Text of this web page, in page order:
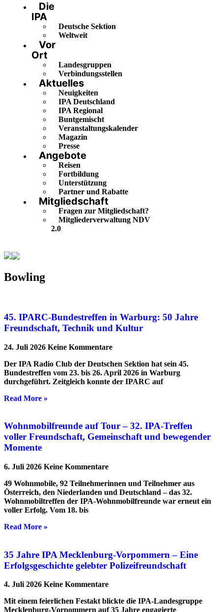
Die
IPA
Deutsche Sektion
Weltweit
Vor
Ort
Landesgruppen
Verbindungsstellen
Aktuelles
Neuigkeiten
IPA Deutschland
IPA Regional
Buntgemischt
Veranstaltungskalender
Magazin
Presse
Angebote
Reisen
Fortbildung
Unterstützung
Partner und Rabatte
Mitgliedschaft
Fragen zur Mitgliedschaft?
Mitgliederverwaltung NDV
2.0
Bowling
45. IPARC-Bundestreffen in Warburg: 50 Jahre
Freundschaft, Technik und Kultur
24. Juli 2026 Keine Kommentare
Der IPA Radio Club der Deutschen Sektion hat sein 45.
Bundestreffen vom 23. bis 26. April 2026 in Warburg
durchgeführt. Zeitgleich konnte der IPARC auf
Read More »
Wohnmobilfreunde auf Tour – 32. IPA-Treffen
voller Freundschaft, Gemeinschaft und bewegender
Momente
6. Juli 2026 Keine Kommentare
49 Wohnmobile, 92 Teilnehmerinnen und Teilnehmer aus
Österreich, den Niederlanden und Deutschland – das 32.
Wohnmobiltreffen der IPA-Wohnmobilfreunde war erneut ein
voller Erfolg. Vom 18. bis
Read More »
35 Jahre IPA Mecklenburg-Vorpommern – Eine
Erfolgsgeschichte gelebter Polizeifreundschaft
4. Juli 2026 Keine Kommentare
Mit einem feierlichen Festakt blickte die IPA-Landesgruppe
Mecklenburg-Vorpommern auf 35 Jahre engagierte